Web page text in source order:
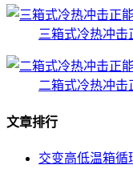
三箱式冷热冲
二箱式冷热冲击
文章排行
交变高低温箱循